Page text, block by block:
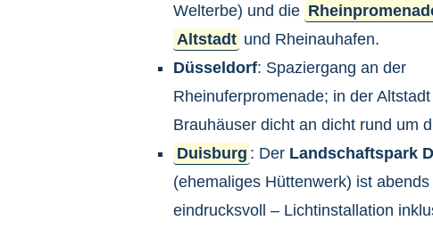
Welterbe) und die
Altstadt und Rheinauhafen.
Düsseldorf: Spaziergang an der
Rheinuferpromenade; in der
Brauhäuser dicht an dicht rund um
Duisburg : Der Landschaftspark
(ehemaliges Hüttenwerk) ist
eindrucksvoll – Lichtinstallation